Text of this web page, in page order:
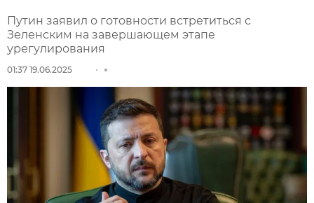
Путин заявил о готовности встретиться с
Зеленским на завершающем этапе
урегулирования
01:37 19.06.2025